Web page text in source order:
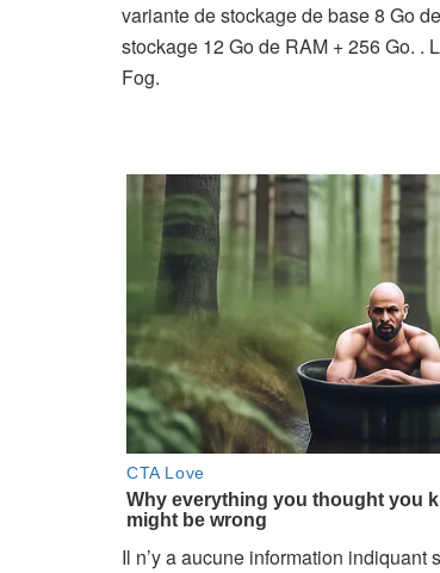
variante de stockage de base 8 Go
stockage 12 Go de RAM + 256 Go. .
Fog.
Il n’y a aucune information